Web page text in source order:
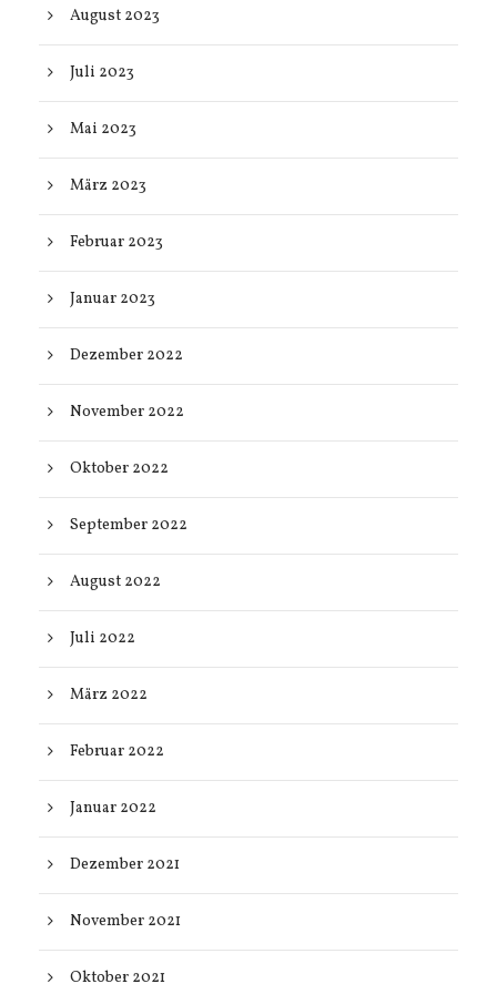
August 2023
Juli 2023
Mai 2023
März 2023
Februar 2023
Januar 2023
Dezember 2022
November 2022
Oktober 2022
September 2022
August 2022
Juli 2022
März 2022
Februar 2022
Januar 2022
Dezember 2021
November 2021
Oktober 2021